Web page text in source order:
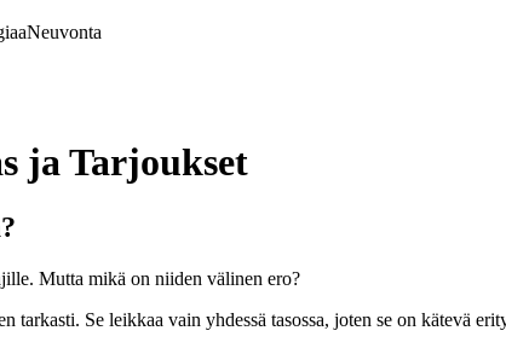
Neuvonta
ja Tarjoukset
Mutta mikä on niiden välinen ero?
Se leikkaa vain yhdessä tasossa, joten se on kätevä